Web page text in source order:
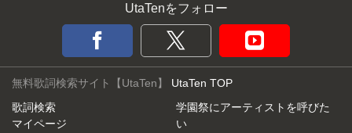
UtaTenをフォロー
無料歌詞検索サイト【UtaTen】 UtaTen TOP
歌詞検索
マイページ
学園祭にアーティストを呼びた
い